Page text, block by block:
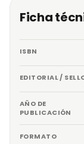
Ficha
ISBN
EDITORIAL /
AÑO DE
PUBLICACIÓN
FORMATO